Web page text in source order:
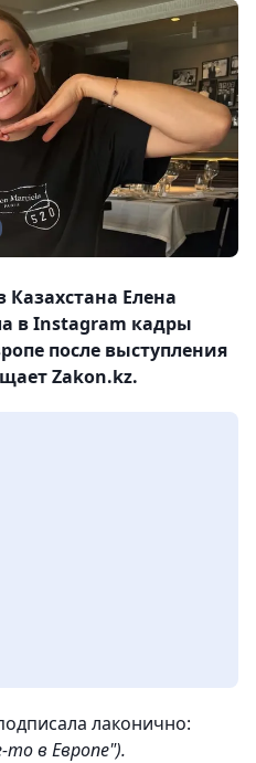
Елена
в Instagram кадры
после выступления
Zakon.kz.
лаконично:
то в Европе").